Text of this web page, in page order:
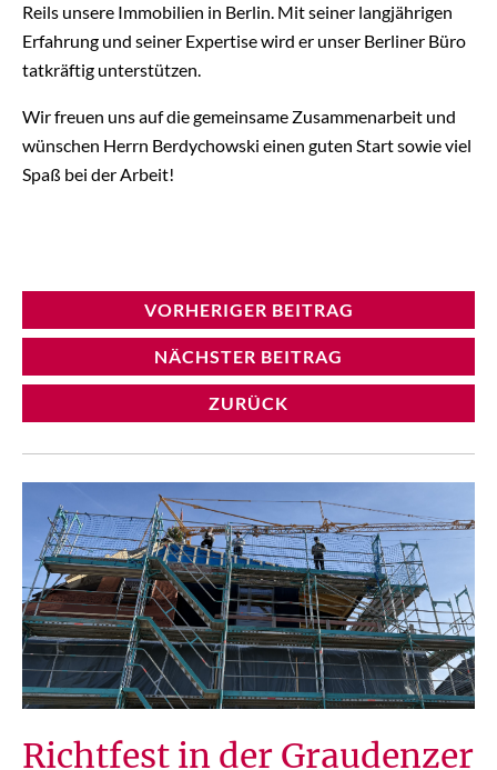
Reils unsere Immobilien in Berlin. Mit seiner langjährigen
Erfahrung und seiner Expertise wird er unser Berliner Büro
tatkräftig unterstützen.
Wir freuen uns auf die gemeinsame Zusammenarbeit und
wünschen Herrn Berdychowski einen guten Start sowie viel
Spaß bei der Arbeit!
VORHERIGER BEITRAG
NÄCHSTER BEITRAG
ZURÜCK
Richtfest in der Graudenzer